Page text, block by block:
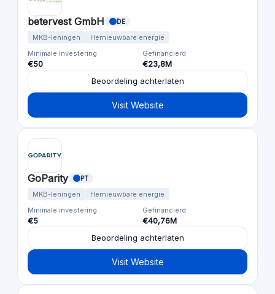
betervest GmbH DE
MKB-leningen
Hernieuwbare energie
Minimale investering
€50
Gefinancierd
€23,8M
Beoordeling achterlaten
Visit Website
GoParity PT
MKB-leningen
Hernieuwbare energie
Minimale investering
€5
Gefinancierd
€40,76M
Beoordeling achterlaten
Visit Website